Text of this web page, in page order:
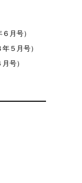
月号）
５月号）
号）